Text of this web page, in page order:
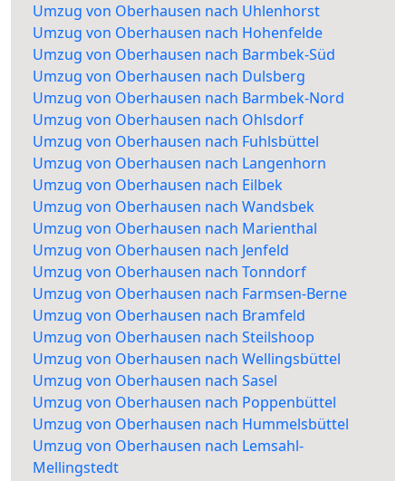
Umzug von Oberhausen nach Uhlenhorst
Umzug von Oberhausen nach Hohenfelde
Umzug von Oberhausen nach Barmbek-Süd
Umzug von Oberhausen nach Dulsberg
Umzug von Oberhausen nach Barmbek-Nord
Umzug von Oberhausen nach Ohlsdorf
Umzug von Oberhausen nach Fuhlsbüttel
Umzug von Oberhausen nach Langenhorn
Umzug von Oberhausen nach Eilbek
Umzug von Oberhausen nach Wandsbek
Umzug von Oberhausen nach Marienthal
Umzug von Oberhausen nach Jenfeld
Umzug von Oberhausen nach Tonndorf
Umzug von Oberhausen nach Farmsen-Berne
Umzug von Oberhausen nach Bramfeld
Umzug von Oberhausen nach Steilshoop
Umzug von Oberhausen nach Wellingsbüttel
Umzug von Oberhausen nach Sasel
Umzug von Oberhausen nach Poppenbüttel
Umzug von Oberhausen nach Hummelsbüttel
Umzug von Oberhausen nach Lemsahl-
Mellingstedt